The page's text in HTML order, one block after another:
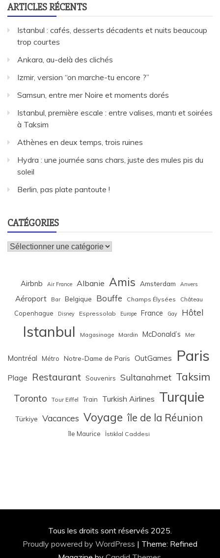
ARTICLES RÉCENTS
Istanbul : cafés, desserts décadents et nuits beaucoup
trop courtes
Ankara, au-delà des clichés
Izmir, version “on marche-tu encore ?”
Samsun, entre mer Noire et moments dorés
Istanbul, première escale : entre valises, mantı et soirées
à Taksim
Athènes en deux temps, trois ruines
Hydra : une journée sans chars, juste des mules pis du
soleil
Berlin, pas plate pantoute !
CATÉGORIES
Catégories
Airbnb Air France Albanie Amis Amsterdam Anvers
Aéroport Bar Belgique Bouffe Champs Élysées Château
Copenhague Disney Espressolab Europe France Gay Hôtel
Istanbul Magasinage Mardin McDonald’s Mer
Montréal Métro Notre-Dame de Paris OutGames Paris
Plage Restaurant Souvenirs Sultanahmet Taksim
Toronto Tour Eiffel Train Turkish Airlines Turquie
Türkiye Vacances Voyage île de la Réunion
île Maurice İstiklal Caddesi
Tous les droits sont réservés 2025.
Proudly powered by WordPress | Theme: Refined